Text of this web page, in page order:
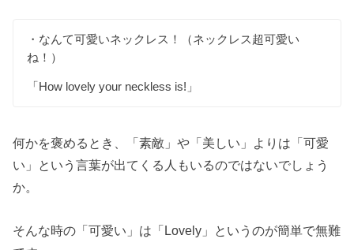
・なんて可愛いネックレス！（ネックレス超可愛い
ね！）
「How lovely your neckless is!」
何かを褒めるとき、「素敵」や「美しい」よりは「可愛
い」という言葉が出てくる人もいるのではないでしょう
か。
そんな時の「可愛い」は「Lovely」というのが簡単で無難